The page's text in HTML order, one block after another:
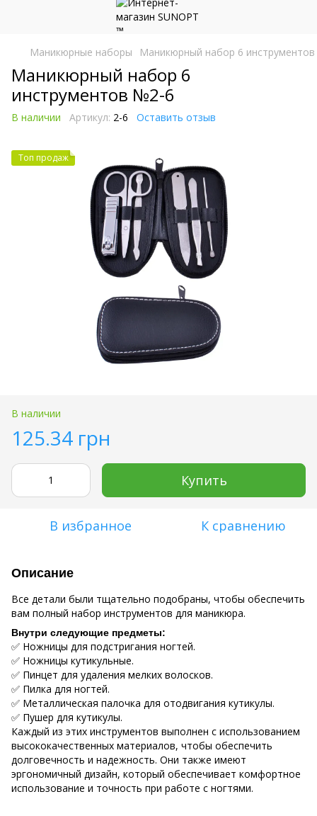
Маникюрные наборы Маникюрный набор 6
Маникюрный набор 6
инструментов №2-6
В наличии Артикул: 2-6 Оставить отзыв
Топ продаж
В наличии
125.34 грн
Купить
В избранное К сравнению
Описание
Все детали были тщательно подобраны, чтобы обеспечить
вам полный набор инструментов для маникюра.
Внутри следующие предметы:
✅ Ножницы для подстригания ногтей.
✅ Ножницы кутикульные.
✅ Пинцет для удаления мелких волосков.
✅ Пилка для ногтей.
✅ Металлическая палочка для отодвигания кутикулы.
✅ Пушер для кутикулы.
Каждый из этих инструментов выполнен с использованием
высококачественных материалов, чтобы обеспечить
долговечность и надежность. Они также имеют
эргономичный дизайн, который обеспечивает комфортное
использование и точность при работе с ногтями.